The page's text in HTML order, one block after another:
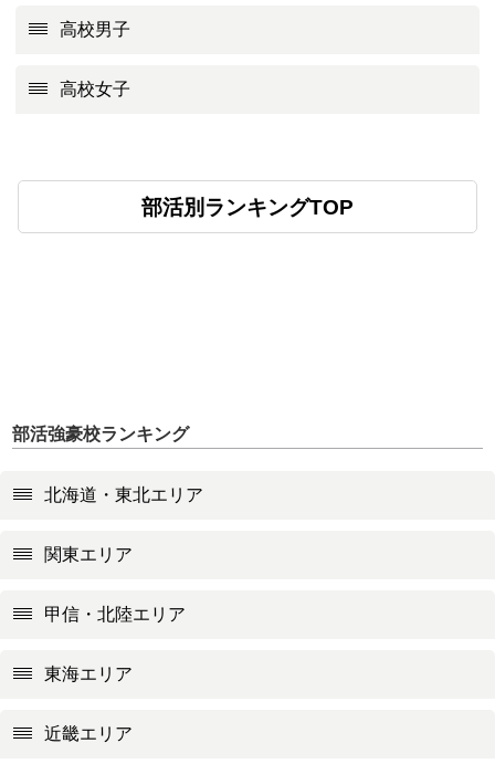
高校男子
高校女子
部活別ランキングTOP
部活強豪校ランキング
北海道・東北エリア
関東エリア
甲信・北陸エリア
東海エリア
近畿エリア